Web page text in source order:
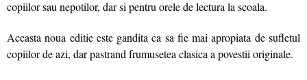
copiilor sau nepotilor, dar si pentru orele de lectura la scoala.
Aceasta noua editie este gandita ca sa fie mai apropiata de sufletul
copiilor de azi, dar pastrand frumusetea clasica a povestii originale.